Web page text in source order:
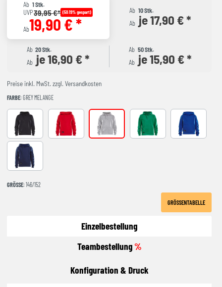
Ab 1 Stk.
UVP39,95 €* (50.19% gespart)
Ab19,90 € *
Ab 10 Stk.
Ab je 17,90 € *
Ab 20 Stk.
Ab je 16,90 € *
Ab 50 Stk.
Ab je 15,90 € *
Preise inkl. MwSt. zzgl. Versandkosten
FARBE: GREY MELANGE
BLACK Bright red GREY MELANGE Team Green COBALT
NAVY
GRÖSSE : 146/152
GRÖSSENTABELLE
Einzelbestellung
Teambestellung%
Konfiguration & Druck